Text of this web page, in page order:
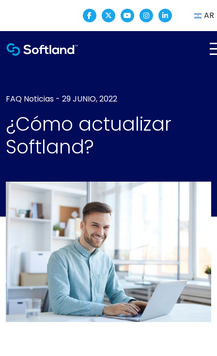
AR
FAQ Noticias - 29 JUNIO, 2022
¿Cómo actualizar
Softland?